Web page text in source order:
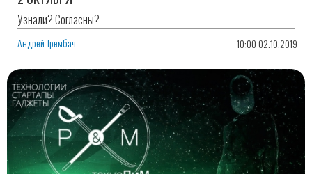
Узнали? Согласны?
Андрей Трембач 10:00 02.10.2019